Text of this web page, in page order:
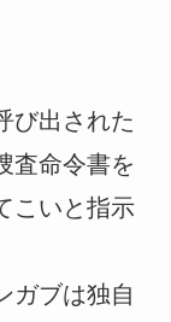
び出された
査命令書を
こいと指示
ガブは独自